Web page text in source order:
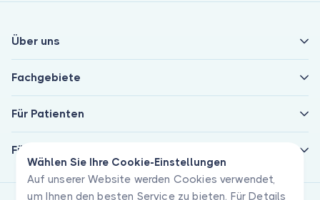
Wählen Sie Ihre Cookie-Einstellungen
Auf unserer Website werden Cookies verwendet,
um Ihnen den besten Service zu bieten. Für Details
Über uns
Fachgebiete
Für Patienten
Für Ärzte